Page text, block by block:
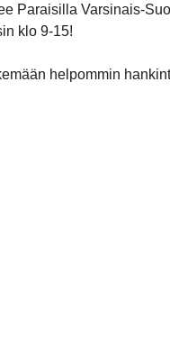
Paraisilla Varsinais-
klo 9-15!
helpommin